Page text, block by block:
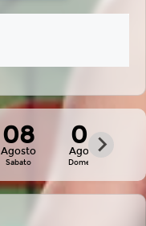
08
Agosto
Sabato
09
Agosto
Domenica